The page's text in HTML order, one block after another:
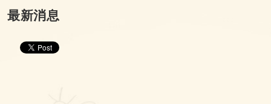
最新消息